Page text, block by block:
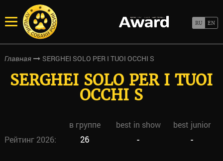
Главная SERGHEI SOLO PER I TUOI OCCHI S
SERGHEI SOLO PER I TUOI
OCCHI S
в группе best in show
best junior
Рейтинг 2026:
26 - -